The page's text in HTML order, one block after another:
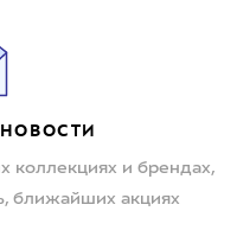
коллекциях и брендах,
ближайших акциях